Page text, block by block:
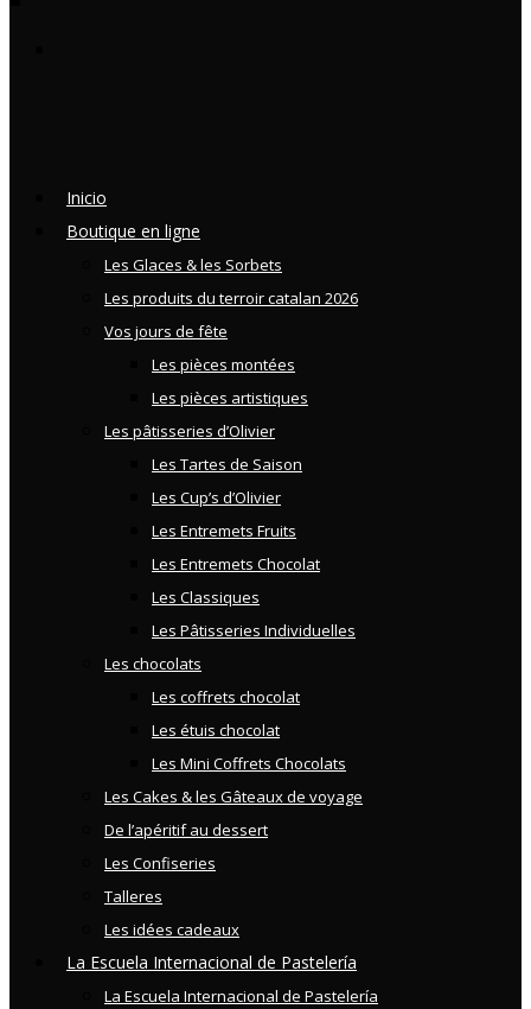
Inicio
Boutique en ligne
Les Glaces & les Sorbets
Les produits du terroir catalan 2026
Vos jours de fête
Les pièces montées
Les pièces artistiques
Les pâtisseries d’Olivier
Les Tartes de Saison
Les Cup’s d’Olivier
Les Entremets Fruits
Les Entremets Chocolat
Les Classiques
Les Pâtisseries Individuelles
Les chocolats
Les coffrets chocolat
Les étuis chocolat
Les Mini Coffrets Chocolats
Les Cakes & les Gâteaux de voyage
De l’apéritif au dessert
Les Confiseries
Talleres
Les idées cadeaux
La Escuela Internacional de Pastelería
La Escuela Internacional de Pastelería